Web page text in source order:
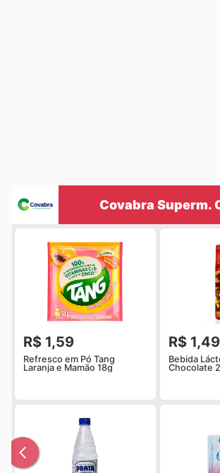
Covabra Superm.
R$ 1,59
Refresco em Pó Tang
Laranja e Mamão 18g
R$ 1,49
Bebida
Chocolate